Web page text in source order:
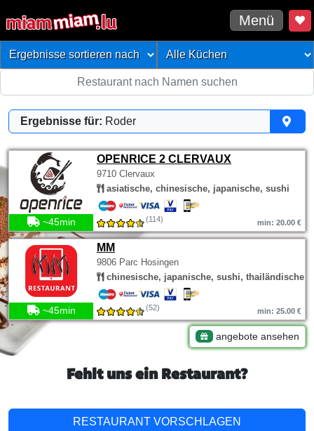
Menü
Ergebnisse für: Roder
OPENRICE 2 CLERVAUX
9710 Clervaux
asiatische, chinesische, japanische, sushi
~45min (114) min: 20.00 €
MM
9806 Parc Hosingen
chinesische, japanische, sushi, thailändische
~45min (52) min: 25.00 €
angebote ansehen
Fehlt uns ein Restaurant?
RESTAURANT VORSCHLAGEN